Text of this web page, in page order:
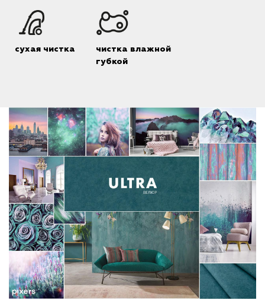
сухая чистка
чистка влажной
губкой